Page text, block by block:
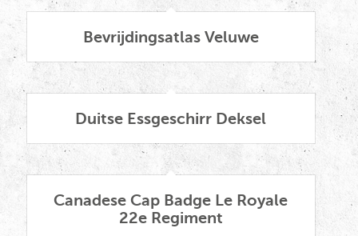
Bevrijdingsatlas Veluwe
Duitse Essgeschirr Deksel
Canadese Cap Badge Le Royale
22e Regiment